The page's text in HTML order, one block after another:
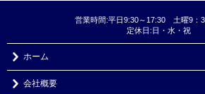
営業時間:平日9:30～17:30 土曜9：
定休日:日・水・祝
ホーム
会社概要